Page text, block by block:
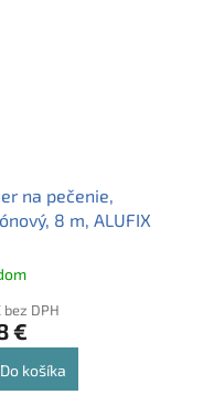
na pečenie,
8 m, ALUFIX
bez DPH
€
Do košíka